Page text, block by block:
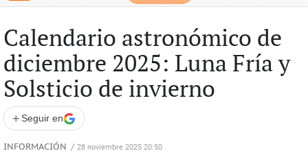
Calendario astronómico de
diciembre 2025: Luna Fría y
Solsticio de invierno
+ Seguir en
INFORMACIÓN / 28 noviembre 2025 20:50